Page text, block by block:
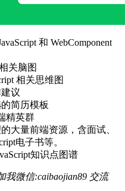
和 WebComponent
关脑图
相关思维图
议
简历模板
精英群
大量前端资源，含面试、
电子书等。
知识点图谱
微信:caibaojian89 交流